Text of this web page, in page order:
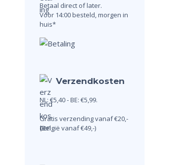
Betaal direct of later.
Voor 14:00 besteld, morgen in
huis*
Verzendkosten
NL: €5,40 - BE: €5,99.
Gratis verzending vanaf €20,-
(België vanaf €49,-)